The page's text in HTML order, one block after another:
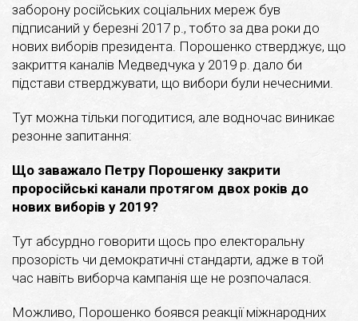
заборону російських соціальних мереж був
підписаний у березні 2017 р., тобто за два роки до
нових виборів президента. Порошенко стверджує, що
закриття каналів Медведчука у 2019 р. дало би
підстави стверджувати, що вибори були нечесними.
Тут можна тільки погодитися, але водночас виникає
резонне запитання:
Що заважало Петру Порошенку закрити
проросійські канали протягом двох років до
нових виборів у 2019?
Тут абсурдно говорити щось про електоральну
прозорість чи демократичні стандарти, адже в той
час навіть виборча кампанія ще не розпочалася.
Можливо, Порошенко боявся реакції міжнародних